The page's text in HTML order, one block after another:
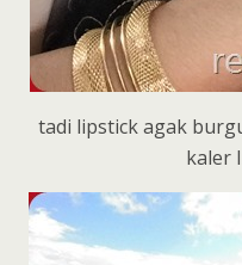
tadi lipstick agak
kaler